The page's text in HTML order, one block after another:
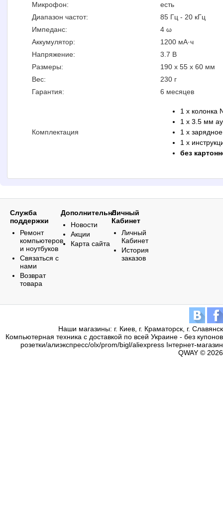
Микрофон:
есть
Диапазон частот:
85 Гц - 20 кГц
Импеданс:
4 ω
Аккумулятор:
1200 мА·ч
Напряжение:
3.7 В
Размеры:
190 x 55 x 60 мм
Вес:
230 г
Гарантия:
6 месяцев
Комплектация
1 x колонка
1 x 3.5 мм
1 x
1 x
без
Служба
поддержки
Ремонт
компьютеров
и ноутбуков
Связаться с
нами
Возврат
товара
Дополнительно
Новости
Акции
Карта сайта
Личный
Кабинет
Личный
Кабинет
История
заказов
Наши магазины: г. Киев, г. Краматорск, г. Славянск
Компьютерная техника с доставкой по всей Украине - без купонов
розетки/алиэкспресс/olx/prom/bigl/aliexpress Інтернет-магазин
QWAY © 2026